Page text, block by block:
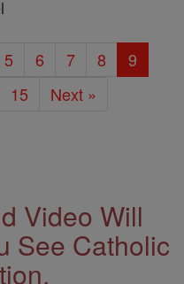
5 6 7 8
9
15 Next »
Video Will
See Catholic